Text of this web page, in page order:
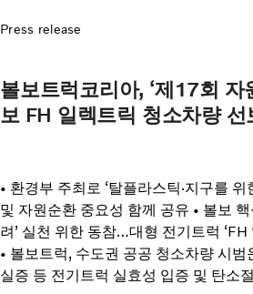
Press release
볼보트럭코리아, ‘제17회 자
보 FH 일렉트릭 청소차량 선
• 환경부 주최로 ‘탈플라스틱·지구를
및 자원순환 중요성 함께 공유 • 볼보
려’ 실천 위한 동참…대형 전기트럭 ‘FH
• 볼보트럭, 수도권 공공 청소차량 시
실증 등 전기트럭 실효성 입증 및 탄소